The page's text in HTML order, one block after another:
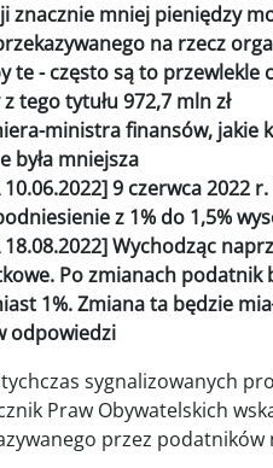
znacznie mniej pieniędzy
na rzecz
te - często są to
z tego tytułu 972,7 mln zł
ministra finansów, jakie
była mniejsza
10.06.2022] 9 czerwca
z 1% do 1,5%
18.08.2022] Wychodząc
Po zmianach podatnik
1%. Zmiana ta będzie
odpowiedzi
sygnalizowanych
Praw Obywatelskich
przez